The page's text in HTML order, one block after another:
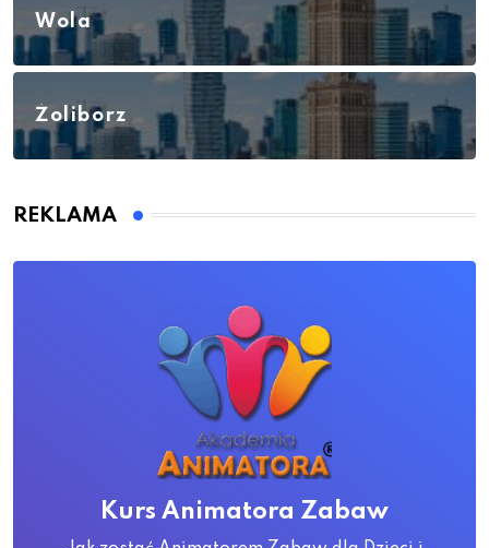
Wola
Żoliborz
REKLAMA
Kurs Animatora Zabaw